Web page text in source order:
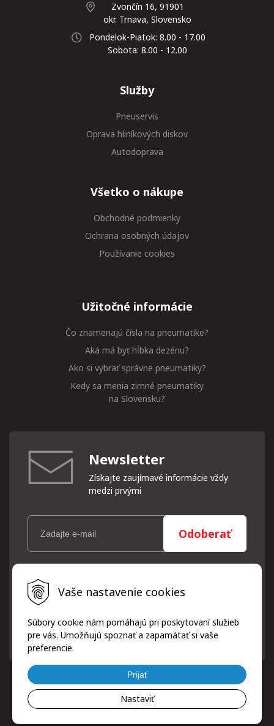
Vaše nastavenie cookies
Súbory cookie nám pomáhajú pri poskytovaní služieb
pre vás. Umožňujú spoznať a zapamätať si vaše
preferencie.
Prijať
Nastaviť
Zvončín 16, 91901
okr. Trnava, Slovensko
Pondelok-Piatok: 8.00 - 17.00
Sobota: 8.00 - 12.00
Služby
Pneuservis
Oprava hliníkových diskov
Autodoprava
Všetko o nákupe
Obchodné podmienky
Ochrana osobných údajov
Používanie cookies
Užitočné informácie
Čo znamenajú čísla na pneumatike?
Aká má byť hĺbka dezénu?
Ako si vybrať správne pneumatiky?
Kedy sa menia zimné pneumatiky
na Slovensku?
Newsletter
Získajte zaujímavé informácie vždy
medzi prvými
Odoberať
Vaše osobné údaje (email) budeme spracovávať len za týmto
účelom v súlade s platnou legislatívou a zásadami ochrany
osobných údajov. Súhlas potvrdíte kliknutím na odkaz, ktorý
písomne, emailom alebo kliknutím na odkaz z ktoréhokoľvek
informačného emailu.
© 2026 ProfiPneuServis!